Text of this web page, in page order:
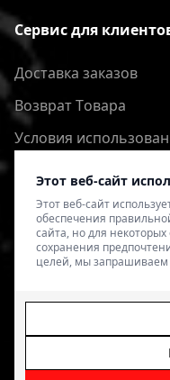
Этот веб-сайт
Этот веб-сайт
обеспечения
сайта, но для
сохранения
целей, мы запрашиваем
Сервис для
Доставка заказов
Bозврат Tовара
Условия
Политика
© 2026 4SPEED.LV.
veikala izveide -